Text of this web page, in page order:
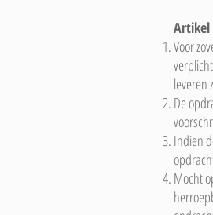
Artikel
Voor
leveren
De
Indien
Mocht